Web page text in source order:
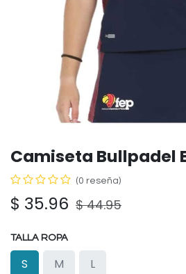
Camiseta Bullpadel
(0 reseña)
$ 35.96 $44.95
TALLA ROPA
S M L